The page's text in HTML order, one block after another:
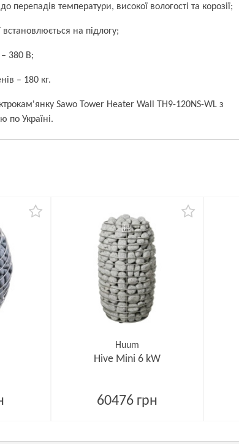
перепадів температури, високої вологості та корозії;
встановлюється на підлогу;
380 В;
– 180 кг.
Sawo Tower Heater Wall TH9-120NS-WL з
по Україні.
Huum
Hive Mini 6 kW
60476 грн